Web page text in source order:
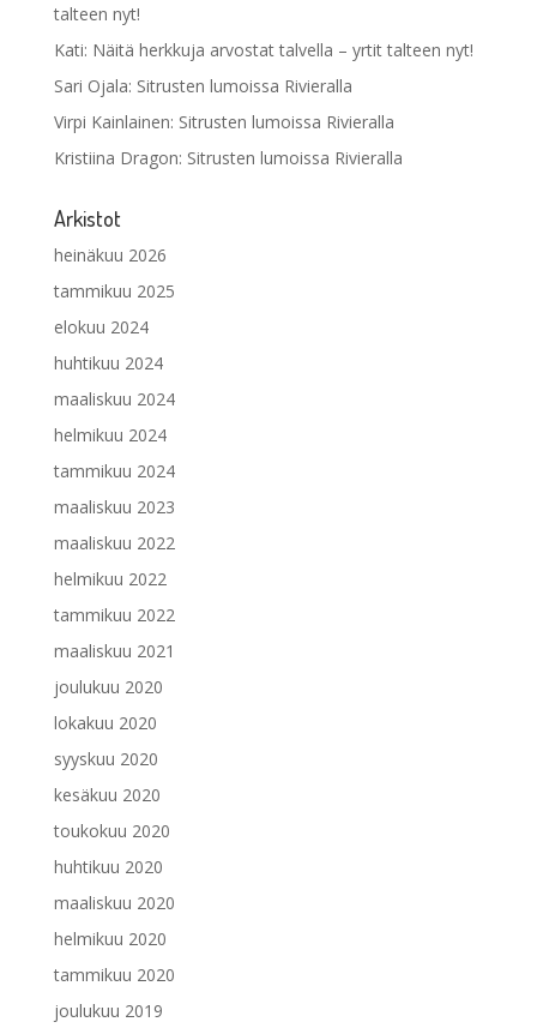
talteen nyt!
Kati: Näitä herkkuja arvostat talvella – yrtit talteen nyt!
Sari Ojala: Sitrusten lumoissa Rivieralla
Virpi Kainlainen: Sitrusten lumoissa Rivieralla
Kristiina Dragon: Sitrusten lumoissa Rivieralla
Arkistot
heinäkuu 2026
tammikuu 2025
elokuu 2024
huhtikuu 2024
maaliskuu 2024
helmikuu 2024
tammikuu 2024
maaliskuu 2023
maaliskuu 2022
helmikuu 2022
tammikuu 2022
maaliskuu 2021
joulukuu 2020
lokakuu 2020
syyskuu 2020
kesäkuu 2020
toukokuu 2020
huhtikuu 2020
maaliskuu 2020
helmikuu 2020
tammikuu 2020
joulukuu 2019